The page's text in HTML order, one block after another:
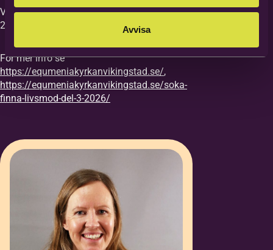
Avvisa
Vi vill ha din anmälan till kursen senast
27/8.
För mer info se
https://equmeniakyrkanvikingstad.se/,
https://equmeniakyrkanvikingstad.se/soka-
finna-livsmod-del-3-2026/